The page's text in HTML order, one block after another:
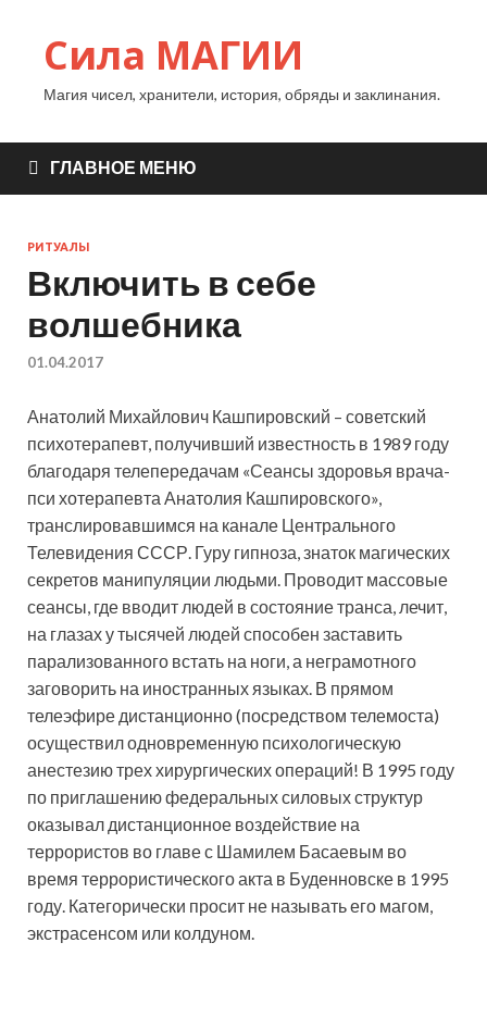
Сила МАГИИ
Магия чисел, хранители, история, обряды и заклинания.
ГЛАВНОЕ МЕНЮ
РИТУАЛЫ
Включить в себе
волшебника
01.04.2017
Анатолий Михайлович Кашпировский – советский
психотерапевт, получивший известность в 1989 году
благодаря телепередачам «Сеансы здоровья врача-
пси хотерапевта Анатолия Кашпировского»,
транслировавшимся на канале Центрального
Телевидения СССР. Гуру гипноза, знаток магических
секретов манипуляции людьми. Проводит массовые
сеансы, где вводит людей в состояние транса, лечит,
на глазах у тысячей людей способен заставить
парализованного встать на ноги, а неграмотного
заговорить на иностранных языках. В прямом
телеэфире дистанционно (посредством телемоста)
осуществил одновременную психологическую
анестезию трех хирургических операций! В 1995 году
по приглашению федеральных силовых структур
оказывал дистанционное воздействие на
террористов во главе с Шамилем Басаевым во
время террористического акта в Буденновске в 1995
году. Категорически просит не называть его магом,
экстрасенсом или колдуном.